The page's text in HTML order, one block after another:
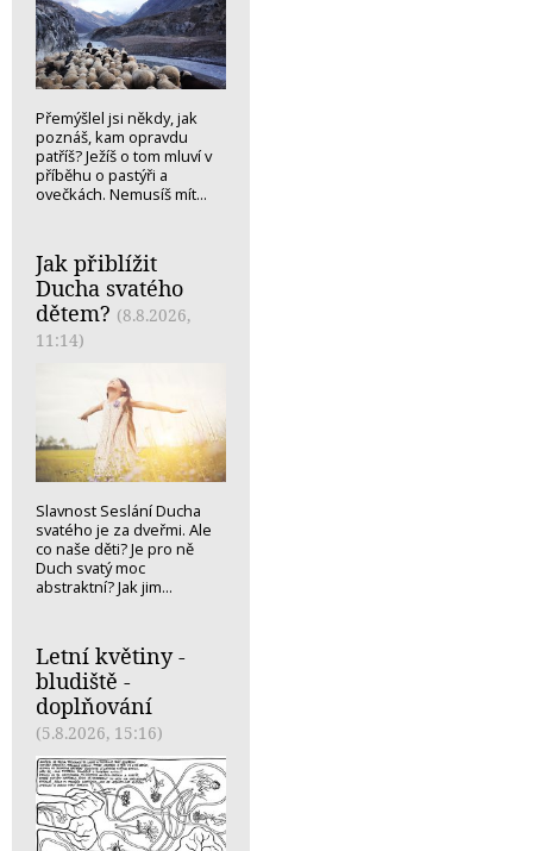
Přemýšlel jsi někdy, jak
poznáš, kam opravdu
patříš? Ježíš o tom mluví v
příběhu o pastýři a
ovečkách. Nemusíš mít...
Jak přiblížit
Ducha svatého
dětem? (8.8.2026,
11:14)
Slavnost Seslání Ducha
svatého je za dveřmi. Ale
co naše děti? Je pro ně
Duch svatý moc
abstraktní? Jak jim...
Letní květiny -
bludiště -
doplňování
(5.8.2026, 15:16)